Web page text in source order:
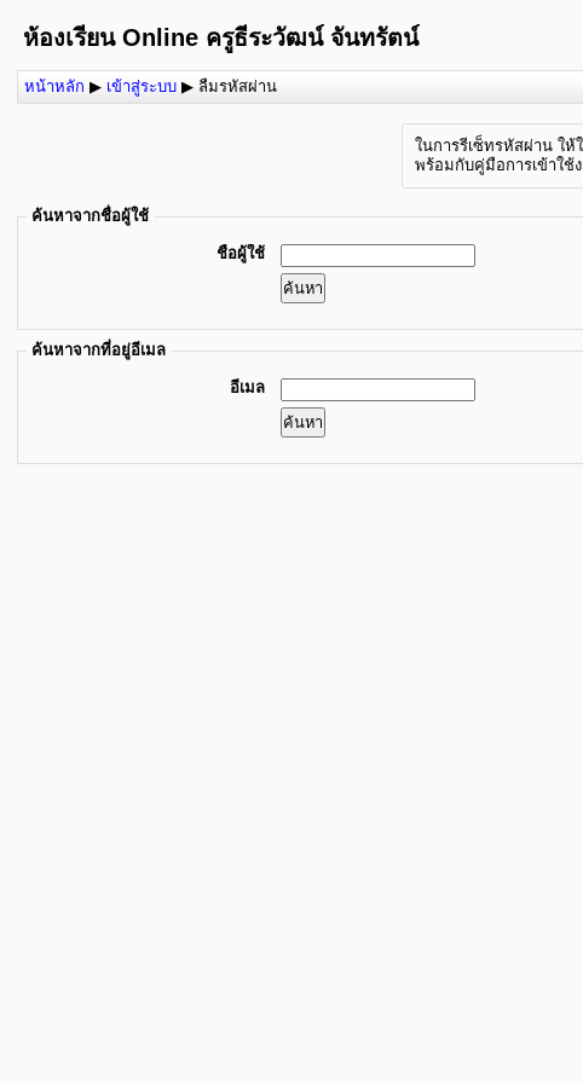
ห้องเรียน Online ครูธีระวัฒน์ จันทรัตน์
หน้าหลัก ▶ เข้าสู่ระบบ ▶ ลืมรหัสผ่าน
ในการรีเซ็ทรหัสผ่าน ใ
พร้อมกับคู่มือการเข้าใช้
ค้นหาจากชื่อผู้ใช้
ชื่อผู้ใช้
ค้นหาจากที่อยู่อีเมล
อีเมล